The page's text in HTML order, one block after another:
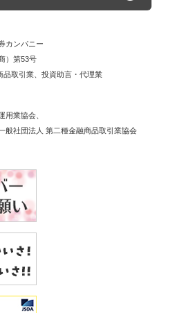
カンパニー
）第53号
品取引業 投資助言・代理業
用業協会
般社団法人 第二種金融商品取引業協会